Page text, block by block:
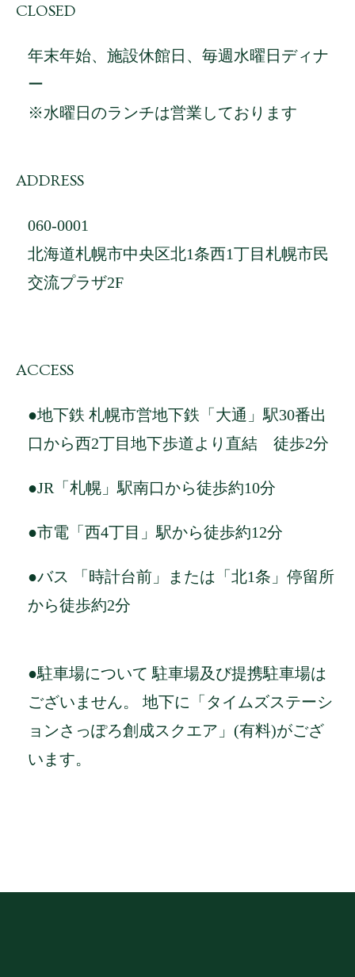
CLOSED
年末年始、施設休館日、毎週水曜日ディナ
ー
※水曜日のランチは営業しております
ADDRESS
060-0001
北海道札幌市中央区北1条西1丁目札幌市民
交流プラザ2F
ACCESS
●地下鉄 札幌市営地下鉄「大通」駅30番出
口から西2丁目地下歩道より直結 徒歩2分
●JR「札幌」駅南口から徒歩約10分
●市電「西4丁目」駅から徒歩約12分
●バス 「時計台前」または「北1条」停留所
から徒歩約2分
●駐車場について 駐車場及び提携駐車場は
ございません。 地下に「タイムズステーシ
ョンさっぽろ創成スクエア」(有料)がござ
います。